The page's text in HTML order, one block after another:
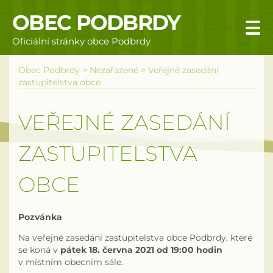
OBEC PODBRDY
Oficiální stránky obce Podbrdy
☰
Obecní úřad
Povinné informace
Rizika a nebezpečí
Úřední deska
Vyhlášky obce
Galerie
Obec Podbrdy > Nezařazené > Veřejné zasedání
zastupitelstva obce
VEŘEJNÉ ZASEDÁNÍ
ZASTUPITELSTVA
OBCE
Pozvánka
Na veřejné zasedání zastupitelstva obce Podbrdy, které
se koná v pátek 18. června 2021 od 19:00 hodin
v místním obecním sále.